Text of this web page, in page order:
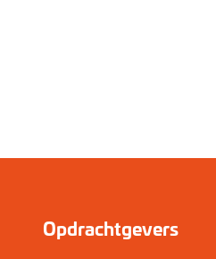
Opdrachtgevers